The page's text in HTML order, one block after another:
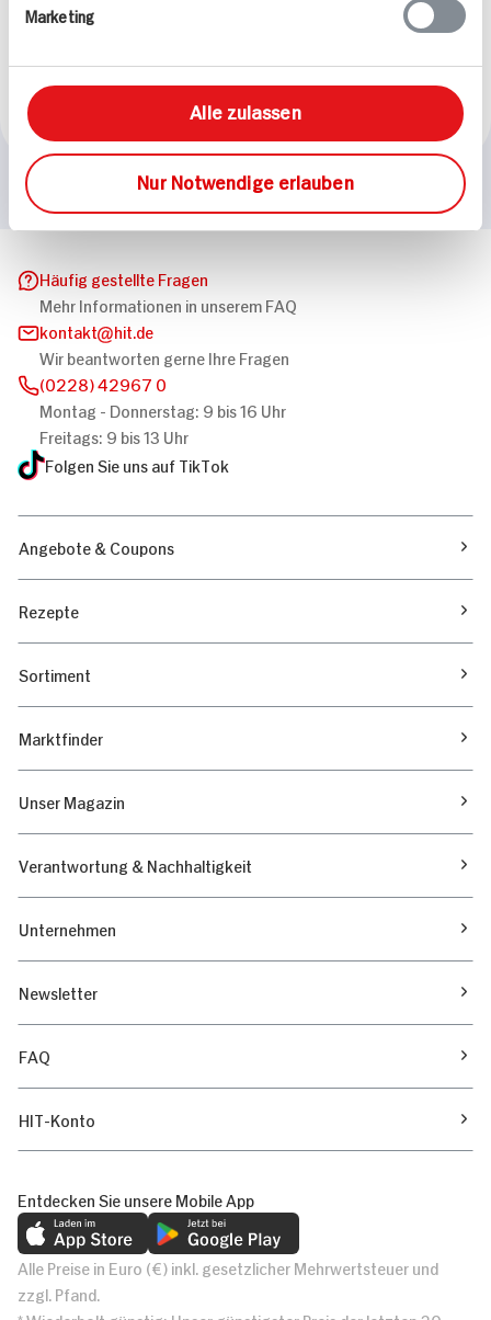
Marketing
Alle zulassen
Nur Notwendige erlauben
Tabs
7x verfügbar
99
Häufig gestellte Fragen
Mehr Informationen in unserem FAQ
kontakt
hit.de
Wir beantworten gerne Ihre Fragen
(0228) 42967 0
Montag - Donnerstag: 9 bis 16 Uhr
Freitags: 9 bis 13 Uhr
Folgen Sie uns auf TikTok
Angebote & Coupons
Rezepte
Sortiment
Marktfinder
Unser Magazin
Verantwortung & Nachhaltigkeit
Unternehmen
Newsletter
FAQ
HIT-Konto
Entdecken Sie unsere Mobile App
Alle Preise in Euro (€) inkl. gesetzlicher Mehrwertsteuer und
zzgl. Pfand.